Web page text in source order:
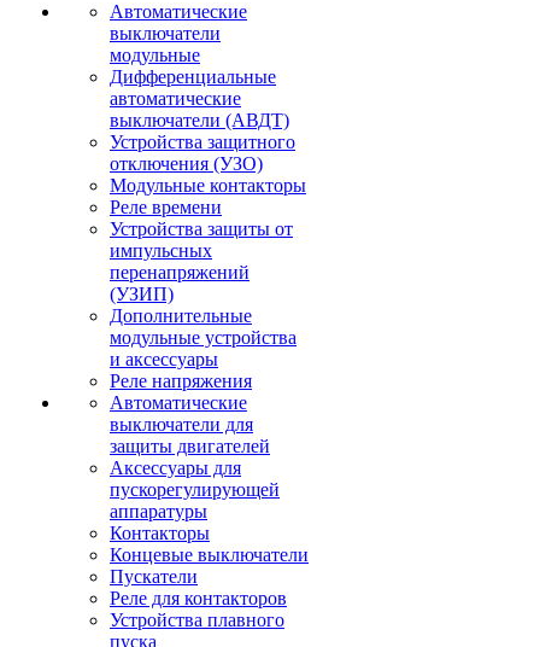
Автоматические
выключатели
модульные
Дифференциальные
автоматические
выключатели (АВДТ)
Устройства защитного
отключения (УЗО)
Модульные контакторы
Реле времени
Устройства защиты от
импульсных
перенапряжений
(УЗИП)
Дополнительные
модульные устройства
и аксессуары
Реле напряжения
Автоматические
выключатели для
защиты двигателей
Аксессуары для
пускорегулирующей
аппаратуры
Контакторы
Концевые выключатели
Пускатели
Реле для контакторов
Устройства плавного
пуска